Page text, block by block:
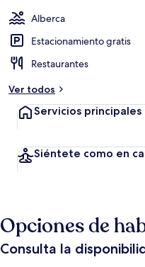
Alberca
Estacionamiento gratis
Restaurantes
Ver todos
Servicios principales
Siéntete como en
Opciones de
Consulta la